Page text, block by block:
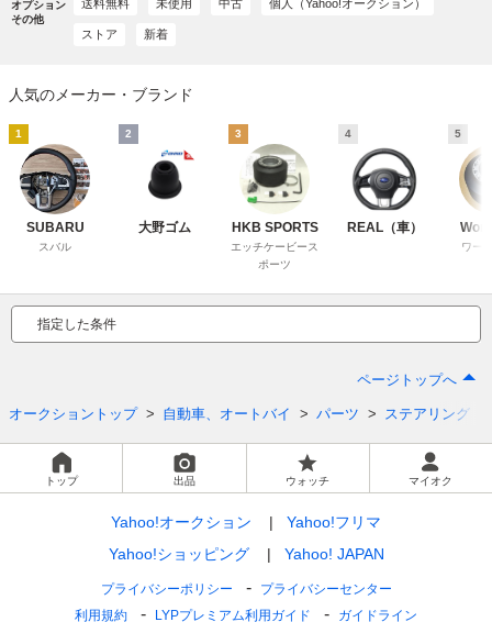
オプション
その他
送料無料 未使用 中古 個人（Yahoo!オークション）
ストア 新着
人気のメーカー・ブランド
1
SUBARU
スバル
2
大野ゴム
3
HKB SPORTS
エッチケービース
ポーツ
4
REAL（車）
5
ワー
指定した条件
ページトップへ
オークショントップ 自動車、オートバイ パーツ ステアリング
トップ 出品 ウォッチ マイオク
Yahoo!オークション
Yahoo!フリマ
Yahoo!ショッピング
Yahoo! JAPAN
プライバシーポリシー
プライバシーセンター
利用規約
LYPプレミアム利用ガイド ガイドライン